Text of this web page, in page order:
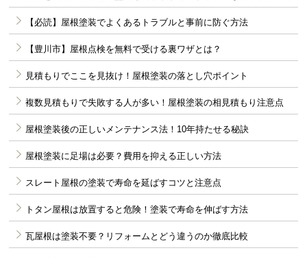
【必読】屋根塗装でよくあるトラブルと事前に防ぐ方法
【豊川市】屋根点検を無料で受ける裏ワザとは？
見積もりでここを見抜け！屋根塗装の落とし穴ポイント
複数見積もりで失敗する人が多い！屋根塗装の相見積もり注意点
屋根塗装後の正しいメンテナンス法！10年持たせる秘訣
屋根塗装に足場は必要？費用を抑える正しい方法
スレート屋根の塗装で寿命を延ばすコツと注意点
トタン屋根は放置すると危険！塗装で寿命を伸ばす方法
瓦屋根は塗装不要？リフォームとどう違うのか徹底比較